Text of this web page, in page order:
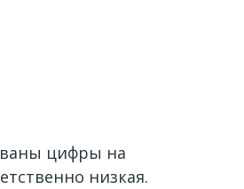
цифры на
низкая.